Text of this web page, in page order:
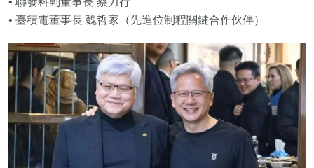
• 臺積電董事長 魏哲家（先進位制程關鍵合作伙伴）